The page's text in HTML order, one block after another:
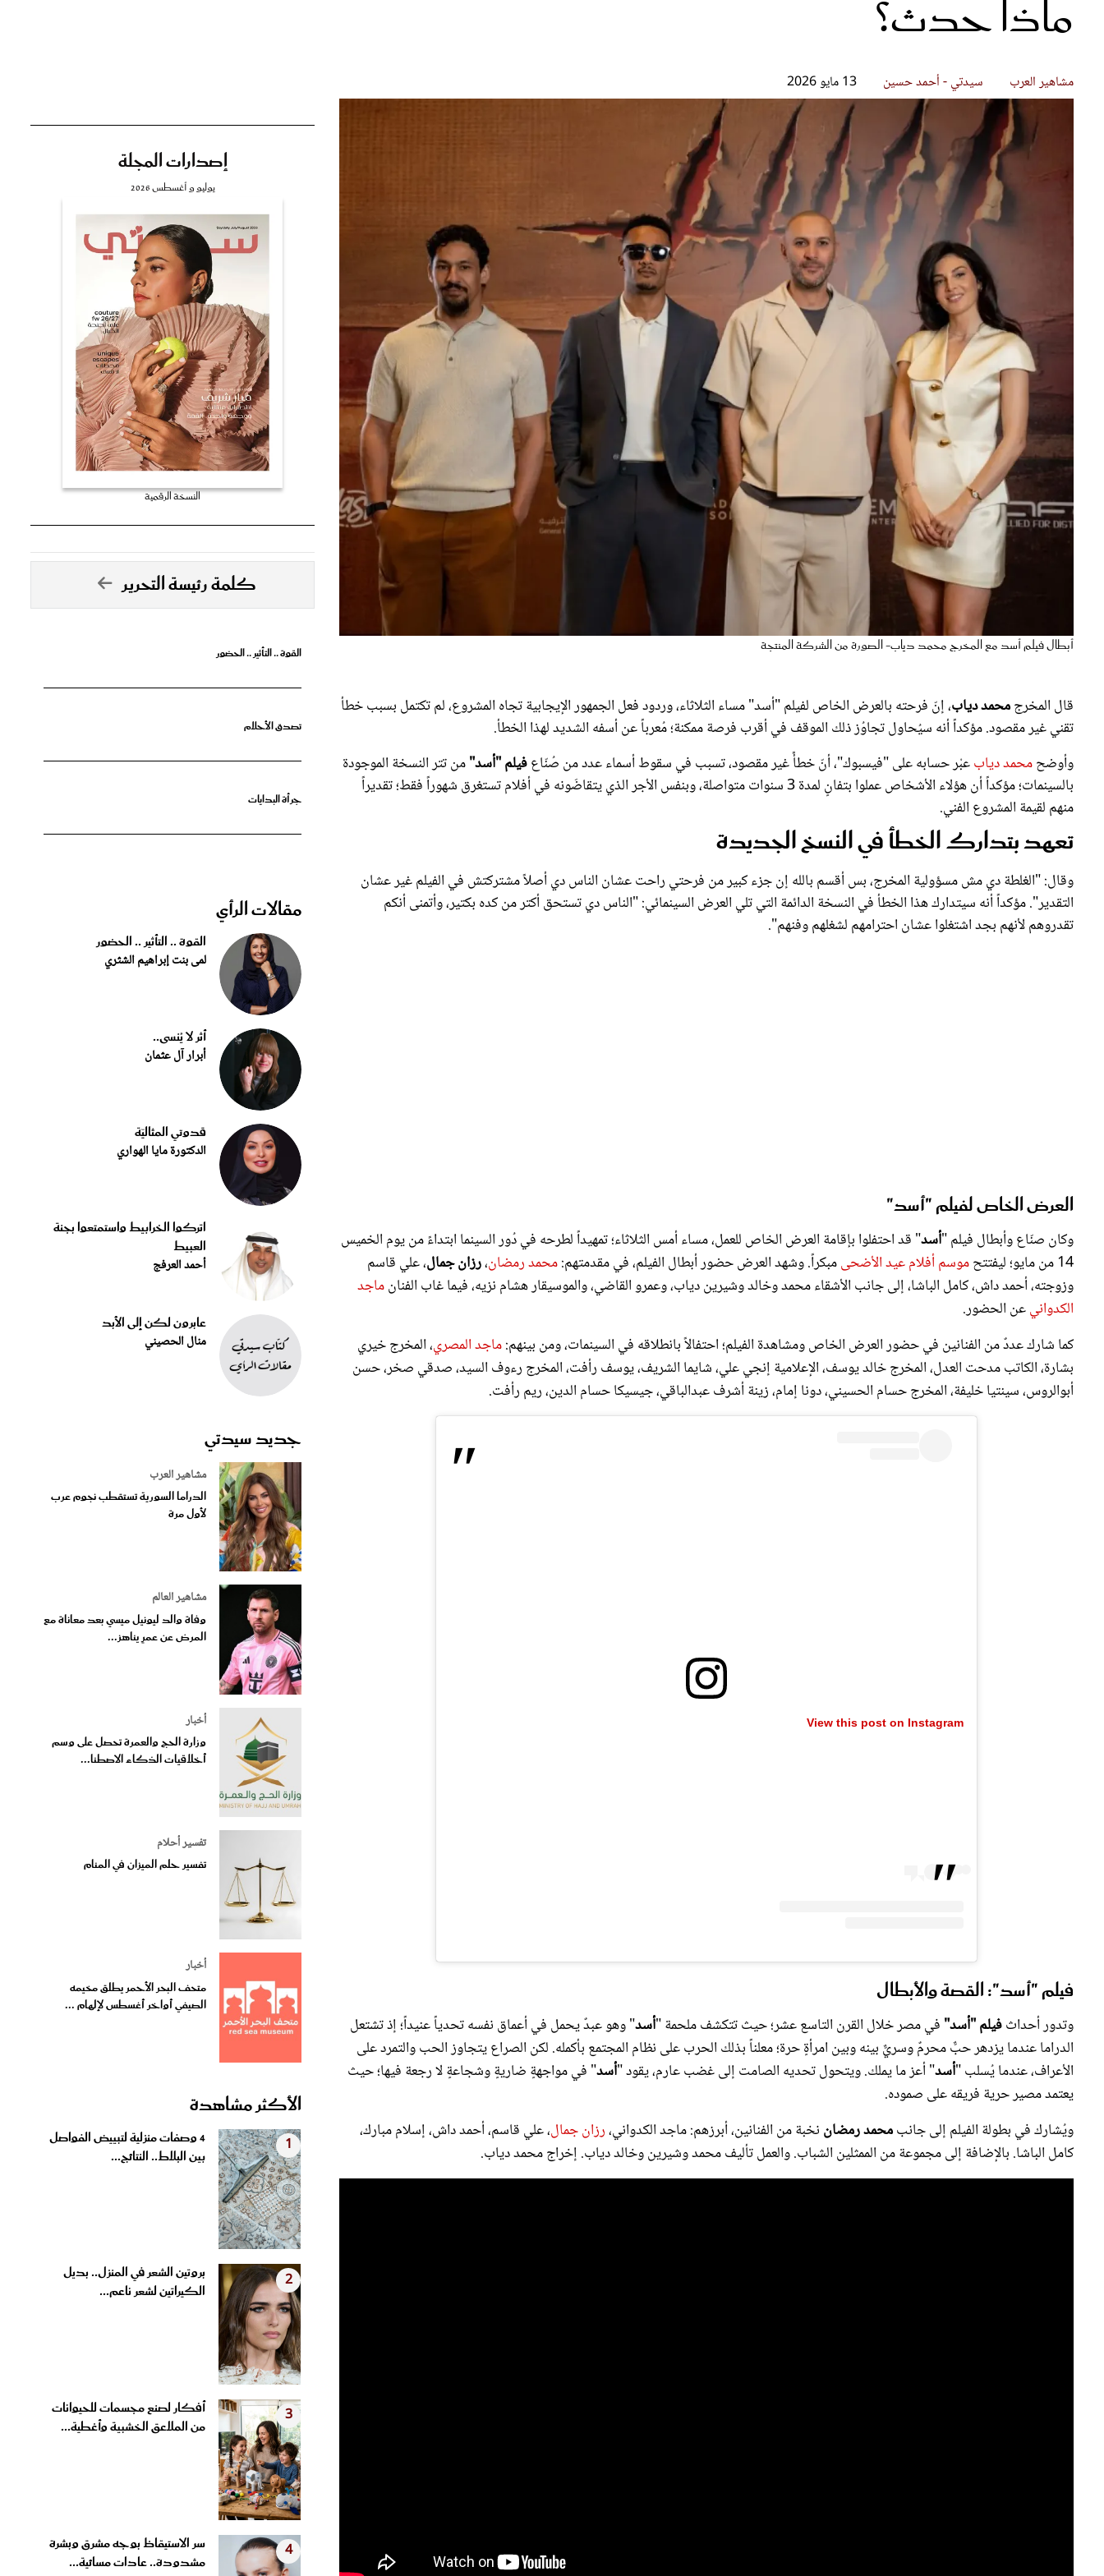
ماذا حدث؟
مشاهير العرب سيدتي - أحمد حسين 13 مايو 2026
أبطال فيلم أسد مع المخرج محمد دياب- الصورة من الشركة المنتجة
قال المخرجمحمد دياب، إنّ فرحته بالعرض الخاص لفيلم "أسد" مساء الثلاثاء، وردود فعل الجمهور الإيجابية تجاه المشروع، لم تكتمل بسبب خطأ
تقني غير مقصود. مؤكداً أنه سيُحاول تجاوُز ذلك الموقف في أقرب فرصة ممكنة؛ مُعرباً عن أسفه الشديد لهذا الخطأ.
وأوضحمحمد ديابعبْر حسابه على "فيسبوك"، أنّ خطأً غير مقصود، تسبب في سقوط أسماء عدد من صُنّاعفيلم "أسد"من تتر النسخة الموجودة
بالسينمات؛ مؤكداً أن هؤلاء الأشخاص عملوا بتفانٍ لمدة 3 سنوات متواصلة، وبنفس الأجر الذي يتقاضَونه في أفلام تستغرق شهوراً فقط؛ تقديراً
منهم لقيمة المشروع الفني.
تعهد بتدارك الخطأ في النسخ الجديدة
وقال: "الغلطة دي مش مسؤولية المخرج، بس أقسم بالله إن جزء كبير من فرحتي راحت عشان الناس دي أصلاً مشتركتش في الفيلم غير عشان
التقدير". مؤكداً أنه سيتدارك هذا الخطأ في النسخة الدائمة التي تلي العرض السينمائي: "الناس دي تستحق أكتر من كده بكتير، وأتمنى أنكم
تقدروهم لأنهم بجد اشتغلوا عشان احترامهم لشغلهم وفنهم".
العرض الخاص لفيلم "أسد"
وكان صنّاع وأبطال فيلم "أسد" قد احتفلوا بإقامة العرض الخاص للعمل، مساء أمس الثلاثاء؛ تمهيداً لطرحه في دُور السينما ابتداءً من يوم الخميس
14 من مايو؛ ليفتتح
موسم أفلام عيد الأضحىمبكراً. وشهد العرض حضور أبطال الفيلم، في مقدمتهم:محمد رمضان،رزان جمال، علي قاسم
وزوجته، أحمد داش، كامل الباشا، إلى جانب الأشقاء محمد وخالد وشيرين دياب، وعمرو القاضي، والموسيقار هشام نزيه، فيما غاب الفنانماجد
الكدوانيعن الحضور.
كما شارك عددٌ من الفنانين في حضور العرض الخاص ومشاهدة الفيلم؛ احتفالاً بانطلاقه في السينمات، ومن بينهم:ماجد المصري، المخرج خيري
بشارة، الكاتب مدحت العدل، المخرج خالد يوسف، الإعلامية إنجي علي، شايما الشريف، يوسف رأفت، المخرج رءوف السيد، صدقي صخر، حسن
أبوالروس، سينتيا خليفة، المخرج حسام الحسيني، دونا إمام، زينة أشرف عبدالباقي، جيسيكا حسام الدين، ريم رأفت.
View this post on Instagram
فيلم "أسد": القصة والأبطال
وتدور أحداثفيلم "أسد" في مصر خلال القرن التاسع عشر؛ حيث تتكشف ملحمة "أسد" وهو عبدٌ يحمل في أعماق نفسه تحدياً عنيداً؛ إذ تشتعل
الدراما عندما يزدهر حبٌّ محرمٌ وسريٌّ بينه وبين امرأةٍ حرة؛ معلناً بذلك الحرب على نظام المجتمع بأكمله. لكن الصراع يتجاوز الحب والتمرد على
الأعراف، عندما يُسلب "أسد" أعز ما يملك. ويتحول تحديه الصامت إلى غضب عارم، يقود "أسد" في مواجهةٍ ضاريةٍ وشجاعةٍ لا رجعة فيها؛ حيث
يعتمد مصير حرية فريقه على صموده.
ويُشارك في بطولة الفيلم إلى جانبمحمد رمضان نخبة من الفنانين، أبرزهم: ماجد الكدواني،رزان جمال، علي قاسم، أحمد داش، إسلام مبارك،
كامل الباشا. بالإضافة إلى مجموعة من الممثلين الشباب. والعمل تأليف محمد وشيرين وخالد دياب. إخراج محمد دياب.
إصدارات المجلة
يوليو و أغسطس 2026
النسخة الرقمية
كلمة رئيسة التحرير
القوة .. التأثير .. الحضور
تصدق الأحلام
جرأة البدايات
مقالات الرأي
القوة .. التأثير .. الحضور
لمى بنت إبراهيم الشثري
أثر لا يُنسى..
أبرار آل عثمان
قدوتي المثاليّة
الدكتورة مايا الهواري
اتركوا الخرابيط واستمتعوا بجنة
العبيط
أحمد العرفج
عابرون لكن إلى الأبد
منال الحصيني
جديد سيدتي
مشاهير العرب
الدراما السورية تستقطب نجوم عرب
لأول مرة
مشاهير العالم
وفاة والد ليونيل ميسي بعد معاناة مع
المرض عن عمرٍ يناهز...
أخبار
وزارة الحج والعمرة تحصل على وسم
أخلاقيات الذكاء الاصطنا...
تفسير أحلام
تفسير حلم الميزان في المنام
أخبار
متحف البحر الأحمر يطلق مخيمه
الصيفي أواخر أغسطس لإلهام ...
الأكثر مشاهدة
1
4 وصفات منزلية لتبييض الفواصل
بين البلاط.. النتائج...
2
بروتين الشعر في المنزل.. بديل
الكيراتين لشعر ناعم...
3
أفكار لصنع مجسمات للحيوانات
من الملاعق الخشبية وأغطية...
4
سر الاستيقاظ بوجه مشرق وبشرة
مشدودة.. عادات مسائية...
قصص ملهمة
شباب وبنات
مجلة سيدتي